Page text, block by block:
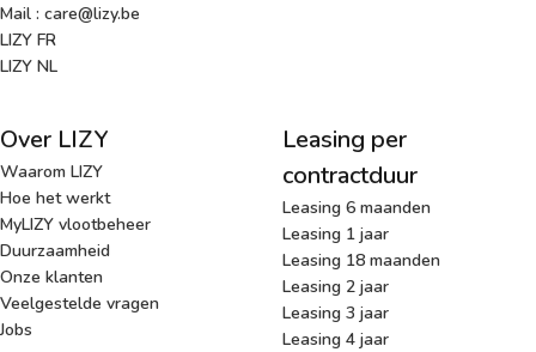
Mail : care@lizy.be
LIZY FR
LIZY NL
Over LIZY
Waarom LIZY
Hoe het werkt
MyLIZY vlootbeheer
Duurzaamheid
Onze klanten
Veelgestelde vragen
Jobs
Leasing per
contractduur
Leasing 6 maanden
Leasing 1 jaar
Leasing 18 maanden
Leasing 2 jaar
Leasing 3 jaar
Leasing 4 jaar